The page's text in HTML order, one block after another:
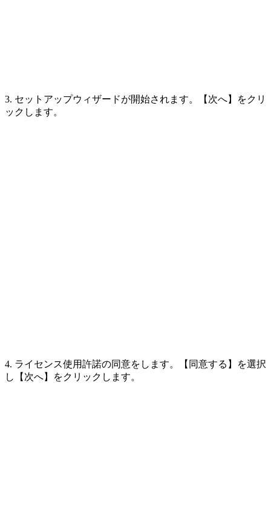
3. セットアップウィザードが開始されます。【次へ】をクリ
ックします。
4. ライセンス使用許諾の同意をします。【同意する】を選択
し【次へ】をクリックします。